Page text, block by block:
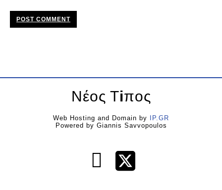
POST COMMENT
Νέος Τiπος
Web Hosting and Domain by
IP.GR
Powered by Giannis Savvopoulos